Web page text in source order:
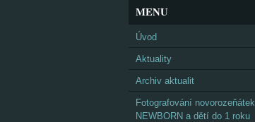
MENU
Úvod
Aktuality
Archiv aktualit
Fotografování novorozeňátek
NEWBORN a dětí do 1 roku